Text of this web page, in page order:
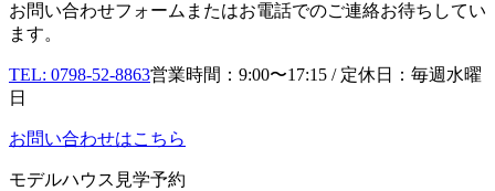
お問い合わせフォームまたはお電話でのご連絡お待ちしてい
ます。
TEL: 0798-52-8863営業時間：9:00〜17:15 / 定休日：毎週水曜
日
お問い合わせはこちら
モデルハウス見学予約